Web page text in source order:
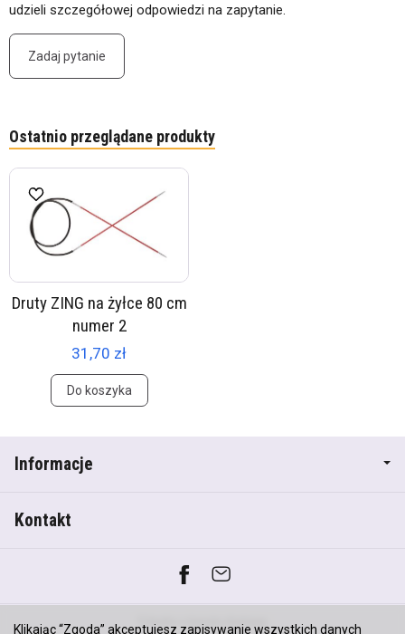
udzieli szczegółowej odpowiedzi na zapytanie.
Zadaj pytanie
Ostatnio przeglądane produkty
Druty ZING na żyłce 80 cm
numer 2
31,70 zł
Do koszyka
Informacje
Kontakt
*) brutto + koszty dostawy
Klikając “Zgoda” akceptujesz zapisywanie wszystkich danych